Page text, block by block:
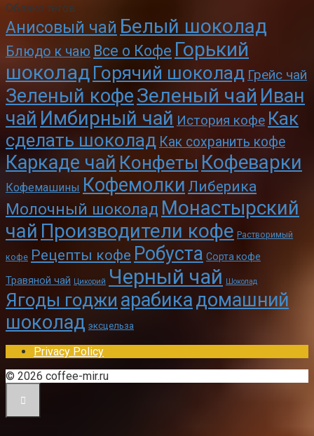
Облако тегов
Анисовый чай Белый шоколад
Блюдо к чаю Все о Кофе Горький
шоколад Горячий шоколад Грейс чай
Зеленый кофеЗеленый чай Иван
чай Имбирный чай История кофе Как
сделать шоколад Как сохранить кофе
Каркаде чай Конфеты Кофеварки
Кофемашины Кофемолки Либерика
Молочный шоколад Монастырский
чай Производители кофе Растворимый
кофе Рецепты кофе Робуста Сорта кофе
Травяной чай Цикорий Черный чай Шоколад
Ягоды годжи арабикадомашний
шоколад эксцельза
Privacy Policy
© 2026 coffee-mir.ru